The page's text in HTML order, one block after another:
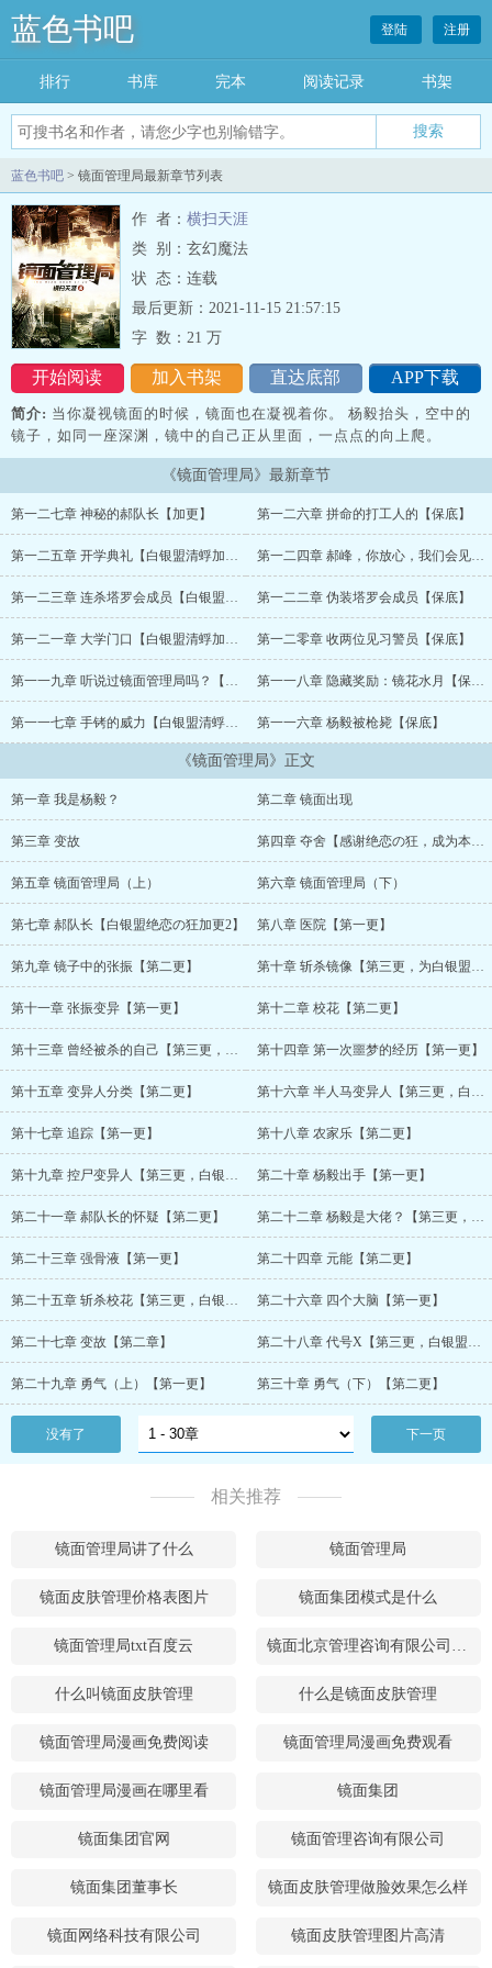
蓝色书吧
搜索
登陆 注册
排行 书库 完本 阅读记录 书架
蓝色书吧 > 镜面管理局最新章节列表
作 者： 横扫天涯
类 别：玄幻魔法
状 态：连载
开始阅读 加入书架 直达底部 APP下载
最后更新：2021-11-15 21:57:15
字 数： 21 万
简介: 当你凝视镜面的时候，镜面也在凝视着你。 杨毅抬头，空中的
镜子，如同一座深渊，镜中的自己正从里面，一点点的向上爬。
《镜面管理局》最新章节
第一二七章 神秘的郝队长【加更】 第一二六章 拼命的打工人的【保底】
第一二五章 开学典礼【白银盟清蜉加更10】 第一二四章 郝峰，你放心，我们会见面的！【保底】
第一二三章 连杀塔罗会成员【白银盟清蜉加更9】 第一二二章 伪装塔罗会成员【保底】
第一二一章 大学门口【白银盟清蜉加更8】 第一二零章 收两位见习警员【保底】
第一一九章 听说过镜面管理局吗？【白银盟 清蜉加更7】 第一一八章 隐藏奖励：镜花水月【保底】
第一一七章 手铐的威力【白银盟清蜉加更6】 第一一六章 杨毅被枪毙【保底】
《镜面管理局》正文
第一章 我是杨毅？ 第二章 镜面出现
第三章 变故 第四章 夺舍【感谢绝恋の狂，成为本书白银盟】
第五章 镜面管理局（上） 第六章 镜面管理局（下）
第七章 郝队长【白银盟绝恋の狂加更2】 第八章 医院【第一更】
第九章 镜子中的张振【第二更】 第十章 斩杀镜像【第三更，为白银盟飘荡墨尔本加更】
第十一章 张振变异【第一更】 第十二章 校花【第二更】
第十三章 曾经被杀的自己【第三更，白银盟绝恋の狂加更3】 第十四章 第一次噩梦的经历【第一更】
第十五章 变异人分类【第二更】 第十六章 半人马变异人【第三更，白银盟绝恋の狂加更4】
第十七章 追踪【第一更】 第十八章 农家乐【第二更】
第十九章 控尸变异人【第三更，白银盟绝恋の狂加更5】 第二十章 杨毅出手【第一更】
第二十一章 郝队长的怀疑【第二更】 第二十二章 杨毅是大佬？【第三更，白银盟绝恋の狂加更6】
第二十三章 强骨液【第一更】 第二十四章 元能【第二更】
第二十五章 斩杀校花【第三更，白银盟绝恋の狂加更7】 第二十六章 四个大脑【第一更】
第二十七章 变故【第二章】 第二十八章 代号X【第三更，白银盟绝恋の狂加更8】
第二十九章 勇气（上）【第一更】 第三十章 勇气（下）【第二更】
没有了 下一页
相关推荐
镜面管理局讲了什么 镜面管理局
镜面皮肤管理价格表图片 镜面集团模式是什么
镜面管理局txt百度云 镜面北京管理咨询有限公司工作怎么样
什么叫镜面皮肤管理 什么是镜面皮肤管理
镜面管理局漫画免费阅读 镜面管理局漫画免费观看
镜面管理局漫画在哪里看 镜面集团
镜面集团官网 镜面管理咨询有限公司
镜面集团董事长 镜面皮肤管理做脸效果怎么样
镜面网络科技有限公司 镜面皮肤管理图片高清